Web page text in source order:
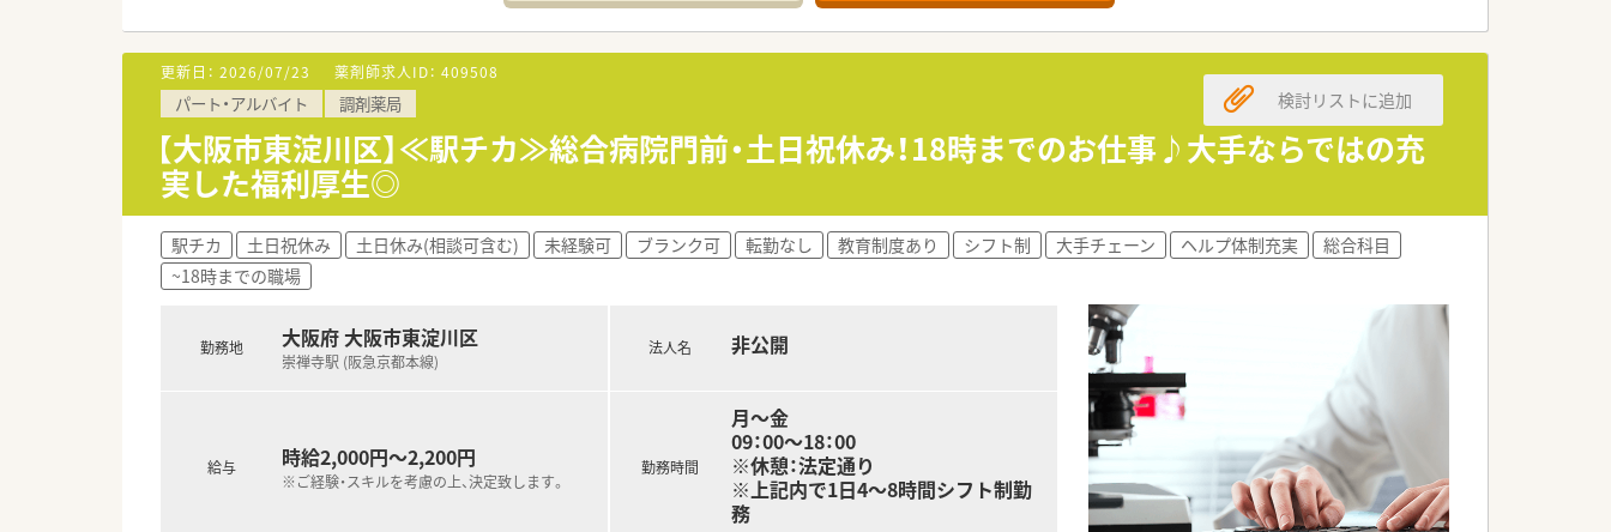
■ラウンダー薬剤師さんが20名以上おり、別でエリアマネージャー様もいるので、急なお休みや急な応援体制などはしっかりと対応を頂
けます。
＜ コンサルタントおすすめポイント★ ＞
■2022年2月に総合病院の敷地内に開局した調剤専門店舗です。弊社では開局時のオープニングスタッフさんのご紹介実績が3名分あ
り、どの方も非常に穏やかでお人柄の素敵な方々です！
■残業が発生する場合、残業代は1分単位でつくため、サービス残業がないよう会社としても取り組まれています。
■1階を待合室・2階を調剤室として分けており、基本的には1階での投薬がメインのお仕事です。調剤薬局でのご経験がある方は問題な
くご対応いただけるお仕事内容なのでご安心ください♪2階から1階へのお薬の受け渡しはベルトコンベアで対応していますので、階段
の上り下りの必要はありません。
■カウンセリングに力をいれており、ゆとりをもって患者様対応が出来る環境を整えています。
■社員持株制度、保険関連の割引制度やチケット類やレジャー施設を法人価格での利用・購入、社員買い物割引など・・・載せ切れないほど
多くの福利厚生がございます！
■2か月に一度、本社で疾患別の勉強会を実施！参加は任意ですが、参加される場合は交通費の支給もあります♪
更新日： 2026/07/23 薬剤師求人ID： 409508
パート・アルバイト 調剤薬局
【大阪市東淀川区】≪駅チカ≫総合病院門前・土日祝休み！18時までのお仕事♪大手ならではの充
実した福利厚生◎
検討リストに追加
駅チカ 土日祝休み 土日休み(相談可含む) 未経験可 ブランク可 転勤なし 教育制度あり シフト制 大手チェーン ヘルプ体制充実
総合科目
~18時までの職場
勤務地 大阪府 大阪市東淀川区
崇禅寺駅 (阪急京都本線)
給与 時給2,000円～2,200円
※ご経験・スキルを考慮の上、決定致します。
法人名 非公開
勤務時間
月～金
09：00～18：00
※休憩：法定通り
※上記内で1日4～8時間シフト制勤
務